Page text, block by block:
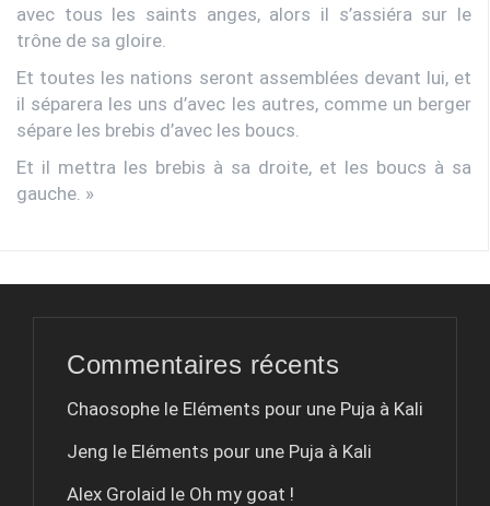
avec tous les saints anges, alors il s’assiéra sur le
trône de sa gloire.
Et toutes les nations seront assemblées devant lui, et
il séparera les uns d’avec les autres, comme un berger
sépare les brebis d’avec les boucs.
Et il mettra les brebis à sa droite, et les boucs à sa
gauche. »
Commentaires récents
Chaosophe le Eléments pour une Puja à Kali
Jeng le Eléments pour une Puja à Kali
Alex Grolaid le Oh my goat !